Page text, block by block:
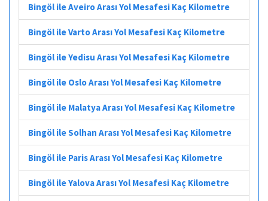
Bingöl ile Aveiro Arası Yol Mesafesi Kaç Kilometre
Bingöl ile Varto Arası Yol Mesafesi Kaç Kilometre
Bingöl ile Yedisu Arası Yol Mesafesi Kaç Kilometre
Bingöl ile Oslo Arası Yol Mesafesi Kaç Kilometre
Bingöl ile Malatya Arası Yol Mesafesi Kaç Kilometre
Bingöl ile Solhan Arası Yol Mesafesi Kaç Kilometre
Bingöl ile Paris Arası Yol Mesafesi Kaç Kilometre
Bingöl ile Yalova Arası Yol Mesafesi Kaç Kilometre